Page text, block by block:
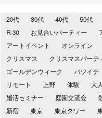
20代 30代 40代 50代
R-30
お見合いパーティー
アートイベント
オンライン
クリスマス
クリスマスパーテ
ゴールデンウィーク
バツイチ
リモート
上野 体験
大
婚活セミナー
庭園交流会
新宿
東京 東京タワー